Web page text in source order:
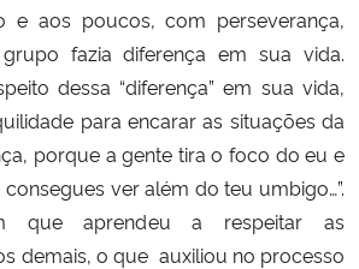
e aos poucos, com perseverança,
fazia diferença em sua vida.
dessa “diferença” em sua vida,
para encarar as situações da
porque a gente tira o foco do eu e
ver além do teu umbigo…”.
que aprendeu a respeitar as
demais, o que auxiliou no processo